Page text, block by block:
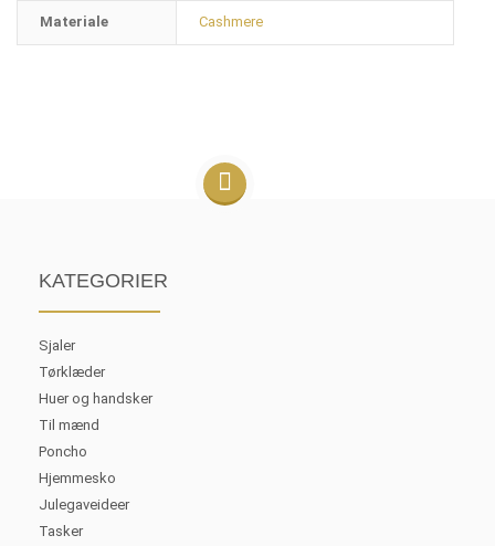
Materiale Cashmere
KATEGORIER
Sjaler
Tørklæder
Huer og handsker
Til mænd
Poncho
Hjemmesko
Julegaveideer
Tasker